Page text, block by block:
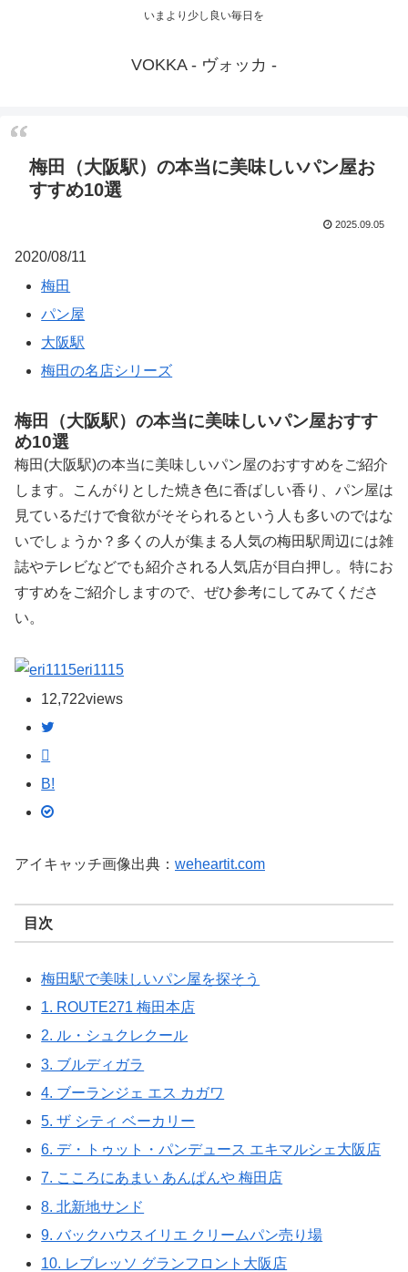
いまより少し良い毎日を
VOKKA - ヴォッカ -
梅田（大阪駅）の本当に美味しいパン屋お
すすめ10選
2025.09.05
2020/08/11
梅田
パン屋
大阪駅
梅田の名店シリーズ
梅田（大阪駅）の本当に美味しいパン屋おすす
め10選
梅田(大阪駅)の本当に美味しいパン屋のおすすめをご紹介
します。こんがりとした焼き色に香ばしい香り、パン屋は
見ているだけで食欲がそそられるという人も多いのではな
いでしょうか？多くの人が集まる人気の梅田駅周辺には雑
誌やテレビなどでも紹介される人気店が目白押し。特にお
すすめをご紹介しますので、ぜひ参考にしてみてくださ
い。
eri1115
12,722views
B!
アイキャッチ画像出典： weheartit.com
目次
梅田駅で美味しいパン屋を探そう
1. ROUTE271 梅田本店
2. ル・シュクレクール
3. ブルディガラ
4. ブーランジェ エス カガワ
5. ザ シティ ベーカリー
6. デ・トゥット・パンデュース エキマルシェ大阪店
7. こころにあまい あんぱんや 梅田店
8. 北新地サンド
9. バックハウスイリエ クリームパン売り場
10. レブレッソ グランフロント大阪店